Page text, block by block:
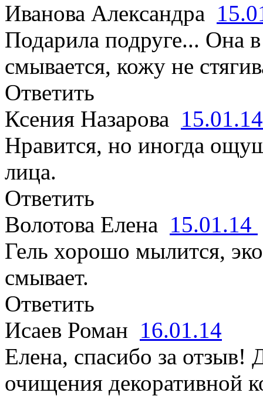
Иванова Александра
Подарила подруге... Она
смывается, кожу не
Ответить
Ксения Назарова
Нравится, но иногда
лица.
Ответить
Волотова Елена 15.01.14
Гель хорошо мылится,
смывает.
Ответить
Исаев Роман 16.01.14
Елена, спасибо за отзыв!
очищения декоративной